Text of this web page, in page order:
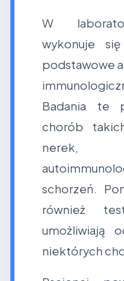
W
wykonuje
podstawowe
Badania te
chorób
nerek,
schorzeń.
również
umożliwiają
niektórych